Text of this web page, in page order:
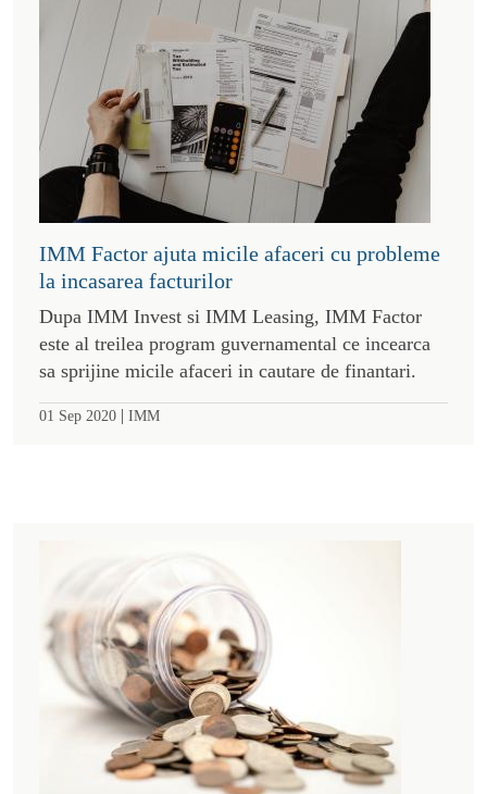
IMM Factor ajuta micile afaceri cu probleme
la incasarea facturilor
Dupa IMM Invest si IMM Leasing, IMM Factor
este al treilea program guvernamental ce incearca
sa sprijine micile afaceri in cautare de finantari.
01 Sep 2020 | IMM